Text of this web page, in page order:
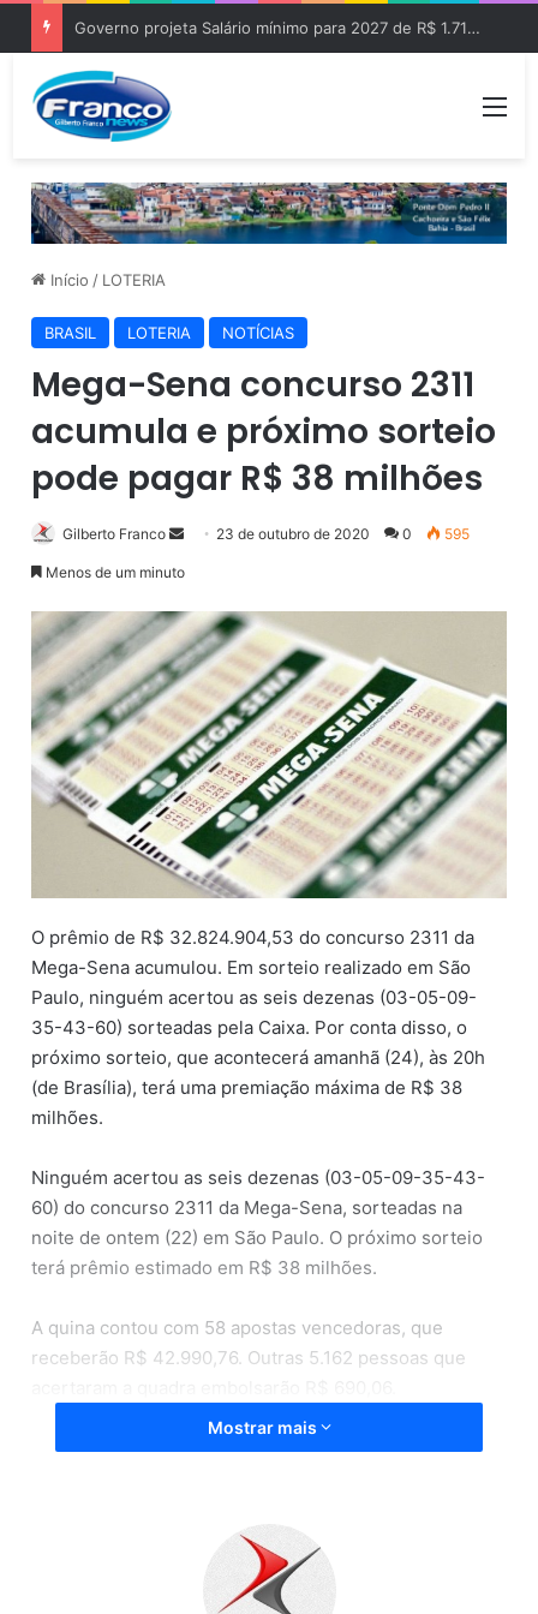
Governo projeta Salário mínimo para 2027 de R$ 1.717 “Aumento de R$ 96”
Início / LOTERIA
BRASIL LOTERIA NOTÍCIAS
Mega-Sena concurso 2311
acumula e próximo sorteio
pode pagar R$ 38 milhões
Gilberto Franco
d
e
u
m
e
-
m
a
i
l
23 de outubro de 2020 0 595
Menos de um minuto
O prêmio de R$ 32.824.904,53 do concurso 2311 da
Mega-Sena acumulou. Em sorteio realizado em São
Paulo, ninguém acertou as seis dezenas (03-05-09-
35-43-60) sorteadas pela Caixa. Por conta disso, o
próximo sorteio, que acontecerá amanhã (24), às 20h
(de Brasília), terá uma premiação máxima de R$ 38
milhões.
Ninguém acertou as seis dezenas (03-05-09-35-43-
60) do concurso 2311 da Mega-Sena, sorteadas na
noite de ontem (22) em São Paulo. O próximo sorteio
terá prêmio estimado em R$ 38 milhões.
A quina contou com 58 apostas vencedoras, que
receberão R$ 42.990,76. Outras 5.162 pessoas que
Mostrar mais